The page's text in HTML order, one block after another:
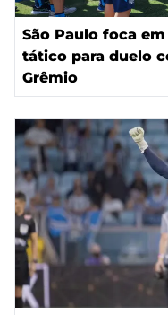
São Paulo foca
tático para duelo
Grêmio